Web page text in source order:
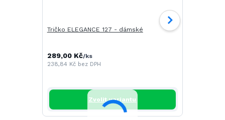
Tričko ELEGANCE 127 - dámské
289,00 Kč/ks
238,84 Kč bez DPH
Zvolit variantu